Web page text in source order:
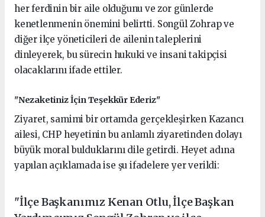
her ferdinin bir aile olduğunu ve zor günlerde
kenetlenmenin önemini belirtti. Songül Zohrap ve
diğer ilçe yöneticileri de ailenin taleplerini
dinleyerek, bu sürecin hukuki ve insani takipçisi
olacaklarını ifade ettiler.
"Nezaketiniz İçin Teşekkür Ederiz"
Ziyaret, samimi bir ortamda gerçekleşirken Kazancı
ailesi, CHP heyetinin bu anlamlı ziyaretinden dolayı
büyük moral bulduklarını dile getirdi. Heyet adına
yapılan açıklamada ise şu ifadelere yer verildi:
"İlçe Başkanımız Kenan Otlu, İlçe Başkan